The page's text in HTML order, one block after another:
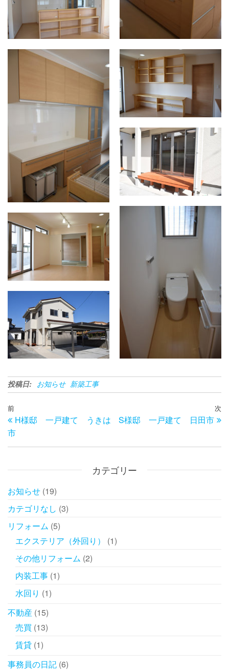
投稿日: お知らせ 新築工事
投稿ナビゲーション
過去の投稿
前
H様邸 一戸建て うきは
市
次
S様邸 一戸建て 日田市
カテゴリー
お知らせ (19)
カテゴリなし (3)
リフォーム (5)
エクステリア（外回り）
(1)
その他リフォーム (2)
内装工事 (1)
水回り (1)
不動産 (15)
売買 (13)
賃貸 (1)
事務員の日記 (6)